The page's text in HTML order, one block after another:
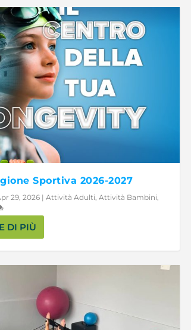
Sportiva 2026-2027
29, 2026 |Attività Adulti,Attività Bambini,
DI PIÙ